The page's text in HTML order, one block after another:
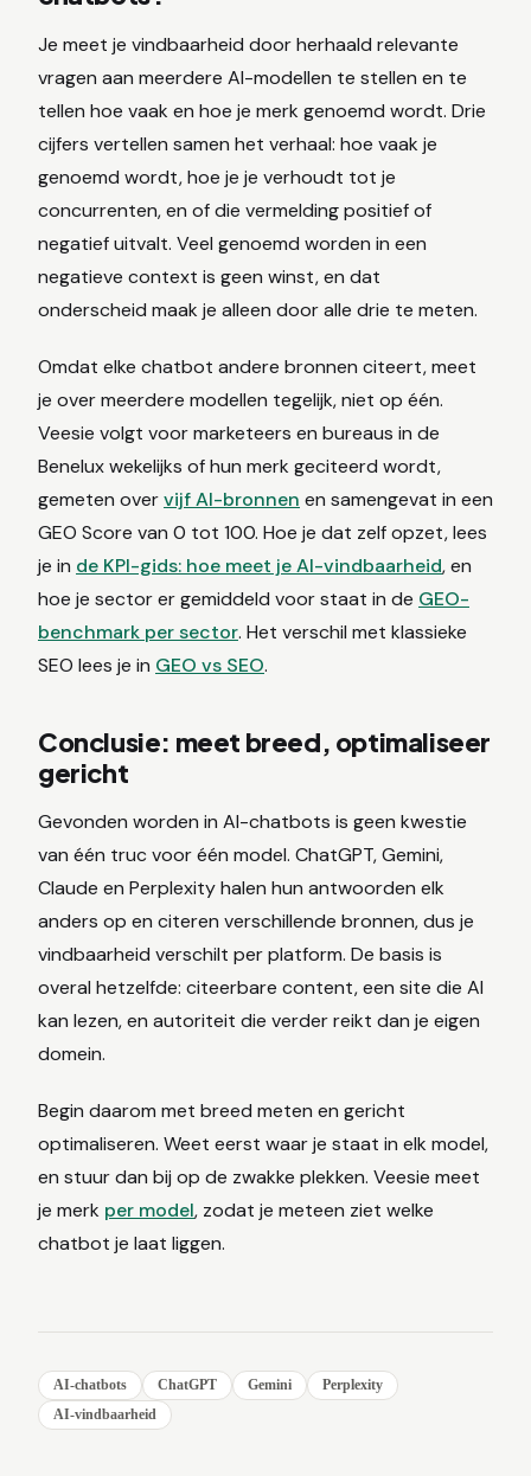
Je meet je vindbaarheid door herhaald relevante
vragen aan meerdere AI-modellen te stellen en te
tellen hoe vaak en hoe je merk genoemd wordt. Drie
cijfers vertellen samen het verhaal: hoe vaak je
genoemd wordt, hoe je je verhoudt tot je
concurrenten, en of die vermelding positief of
negatief uitvalt. Veel genoemd worden in een
negatieve context is geen winst, en dat
onderscheid maak je alleen door alle drie te meten.
Omdat elke chatbot andere bronnen citeert, meet
je over meerdere modellen tegelijk, niet op één.
Veesie volgt voor marketeers en bureaus in de
Benelux wekelijks of hun merk geciteerd wordt,
gemeten overvijf AI-bronnen en samengevat in een
GEO Score van 0 tot 100. Hoe je dat zelf opzet, lees
je in de KPI-gids: hoe meet je AI-vindbaarheid, en
hoe je sector er gemiddeld voor staat in de GEO-
benchmark per sector. Het verschil met klassieke
SEO lees je in GEO vs SEO.
Conclusie: meet breed, optimaliseer
gericht
Gevonden worden in AI-chatbots is geen kwestie
van één truc voor één model. ChatGPT, Gemini,
Claude en Perplexity halen hun antwoorden elk
anders op en citeren verschillende bronnen, dus je
vindbaarheid verschilt per platform. De basis is
overal hetzelfde: citeerbare content, een site die AI
kan lezen, en autoriteit die verder reikt dan je eigen
domein.
Begin daarom met breed meten en gericht
optimaliseren. Weet eerst waar je staat in elk model,
en stuur dan bij op de zwakke plekken. Veesie meet
je merk per model, zodat je meteen ziet welke
chatbot je laat liggen.
AI-chatbots ChatGPT Gemini
Perplexity
AI-vindbaarheid